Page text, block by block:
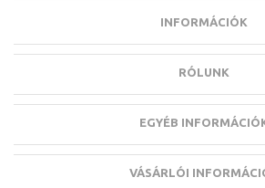
INFORMÁCIÓK
RÓLUNK
EGYÉB
VÁSÁRLÓI